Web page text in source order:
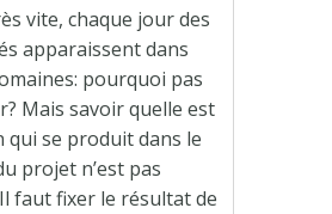
vite, chaque jour des
apparaissent dans
pourquoi pas
Mais savoir quelle est
qui se produit dans le
projet n’est pas
faut fixer le résultat de